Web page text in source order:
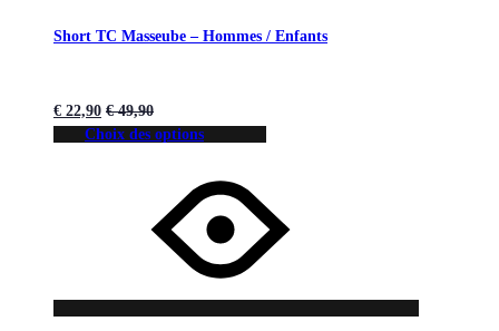
Short TC Masseube – Hommes / Enfants
€ 22,90 €49,90
Choix des options